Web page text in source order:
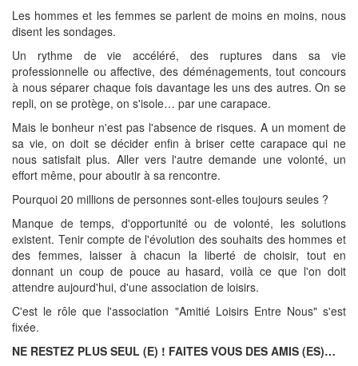
Les hommes et les femmes se parlent de moins en moins, nous
disent les sondages.
Un rythme de vie accéléré, des ruptures dans sa vie
professionnelle ou affective, des déménagements, tout concours
à nous séparer chaque fois davantage les uns des autres. On se
repli, on se protège, on s'isole… par une carapace.
Mais le bonheur n'est pas l'absence de risques. A un moment de
sa vie, on doit se décider enfin à briser cette carapace qui ne
nous satisfait plus. Aller vers l'autre demande une volonté, un
effort même, pour aboutir à sa rencontre.
Pourquoi 20 millions de personnes sont-elles toujours seules ?
Manque de temps, d'opportunité ou de volonté, les solutions
existent. Tenir compte de l'évolution des souhaits des hommes et
des femmes, laisser à chacun la liberté de choisir, tout en
donnant un coup de pouce au hasard, voilà ce que l'on doit
attendre aujourd'hui, d'une association de loisirs.
C'est le rôle que l'association "Amitié Loisirs Entre Nous" s'est
fixée.
NE RESTEZ PLUS SEUL (E) ! FAITES VOUS DES AMIS (ES)…